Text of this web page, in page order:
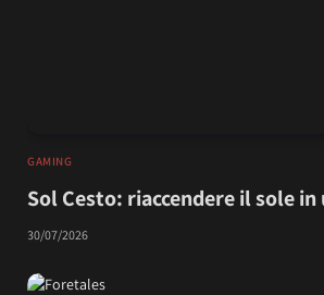
GAMING
Sol Cesto: riaccendere il sole
30/07/2026